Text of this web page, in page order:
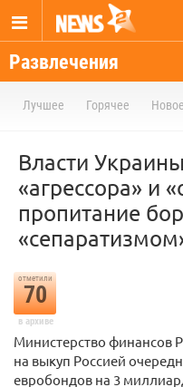
Развлечения
Лучшее Горячее Новое
Власти
«агрессора» и
пропитание
отметили
70
в архиве
Министерство финансов
на выкуп Россией
евробондов на 3